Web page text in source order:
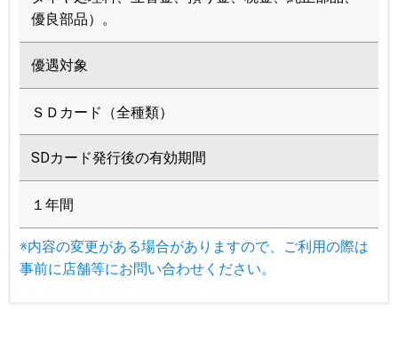
優良部品）。
優遇対象
ＳＤカード（全種類）
SDカード発行後の有効期間
１年間
※内容の変更がある場合がありますので、ご利用の際は
事前に店舗等にお問い合わせください。